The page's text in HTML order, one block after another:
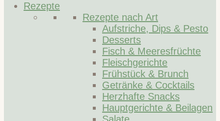
Rezepte
Rezepte nach Art
Aufstriche, Dips & Pesto
Desserts
Fisch & Meeresfrüchte
Fleischgerichte
Frühstück & Brunch
Getränke & Cocktails
Herzhafte Snacks
Hauptgerichte & Beilagen